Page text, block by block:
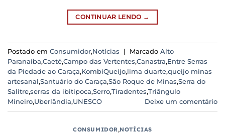
CONTINUAR LENDO →
Postado em Consumidor,Notícias | Marcado Alto
Paranaíba,Caeté,Campo das Vertentes,Canastra,Entre Serras
da Piedade ao Caraça,KombiQueijo,lima duarte,queijo minas
artesanal,Santuário do Caraça,São Roque de Minas,Serra do
Salitre,serras da ibitipoca,Serro,Tiradentes,Triângulo
Mineiro,Uberlândia,UNESCO Deixe um comentário
CONSUMIDOR,NOTÍCIAS